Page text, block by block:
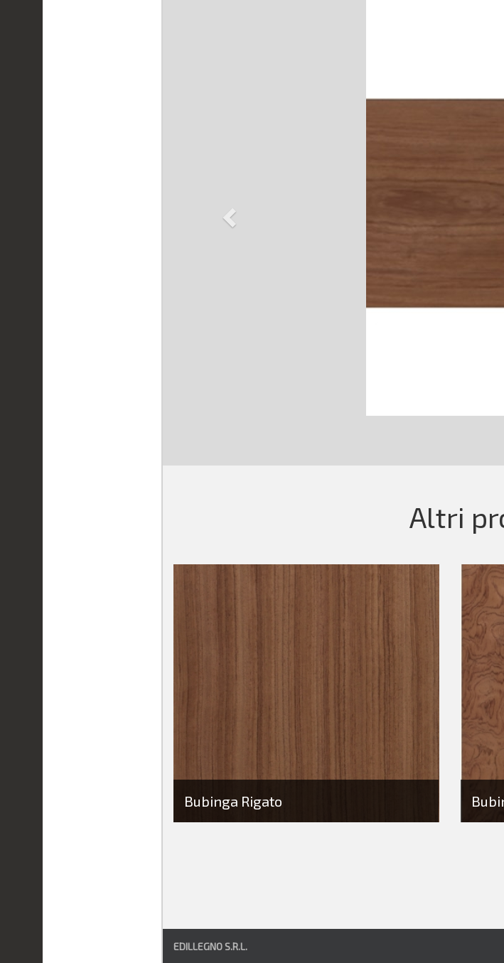
Altri
Bubinga Rigato
EDILLEGNO S.R.L.